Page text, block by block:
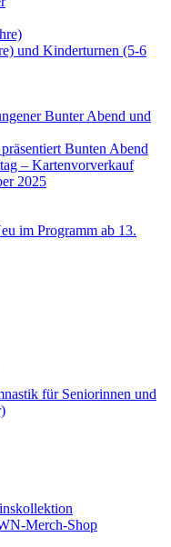
und Kinderturnen (5-6
Bunter Abend und
Bunten Abend
– Kartenvorverkauf
2025
im Programm ab 13.
für Seniorinnen und
Merch-Shop